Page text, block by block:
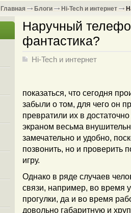
Главная Блоги Hi-Tech и интернет
Наручный
фантастика?
Hi-Tech и интернет
показаться, что сегодня
забыли о том, для чего он
превратили их в
экраном весьма
замечательно и удобно,
позвонить, но и проверить
игру.
Однако в ряде случаев
связи, например, во время
прогулки, да и во время
довольно габаритную и